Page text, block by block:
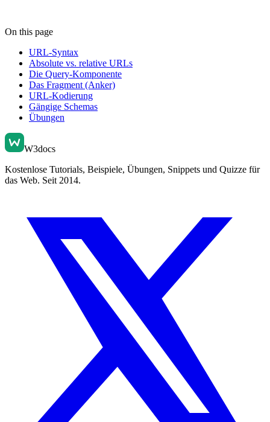
On this page
URL-Syntax
Absolute vs. relative URLs
Die Query-Komponente
Das Fragment (Anker)
URL-Kodierung
Gängige Schemas
Übungen
W3docs
Kostenlose Tutorials, Beispiele, Übungen, Snippets und Quizze für
das Web. Seit 2014.